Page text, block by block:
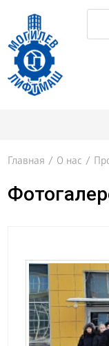
Главная / О нас /